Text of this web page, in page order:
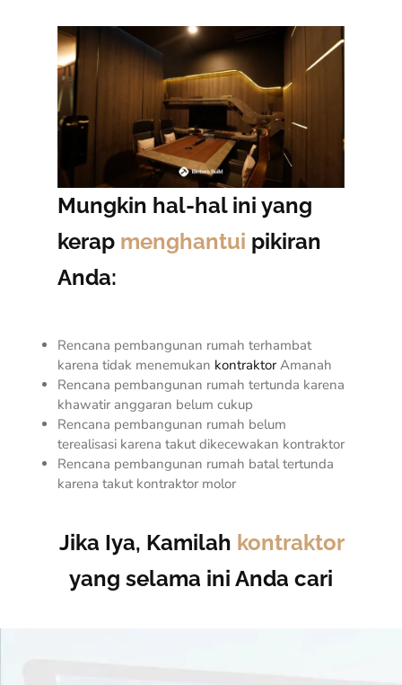
Mungkin hal-hal ini yang
kerap menghantui pikiran
Anda:
Rencana pembangunan rumah terhambat
karena tidak menemukan kontraktorAmanah
Rencana pembangunan rumah tertunda karena
khawatir anggaran belum cukup
Rencana pembangunan rumah belum
terealisasi karena takut dikecewakan kontraktor
Rencana pembangunan rumah batal tertunda
karena takut kontraktor molor
Jika Iya, Kamilah kontraktor
yang selama ini Anda cari